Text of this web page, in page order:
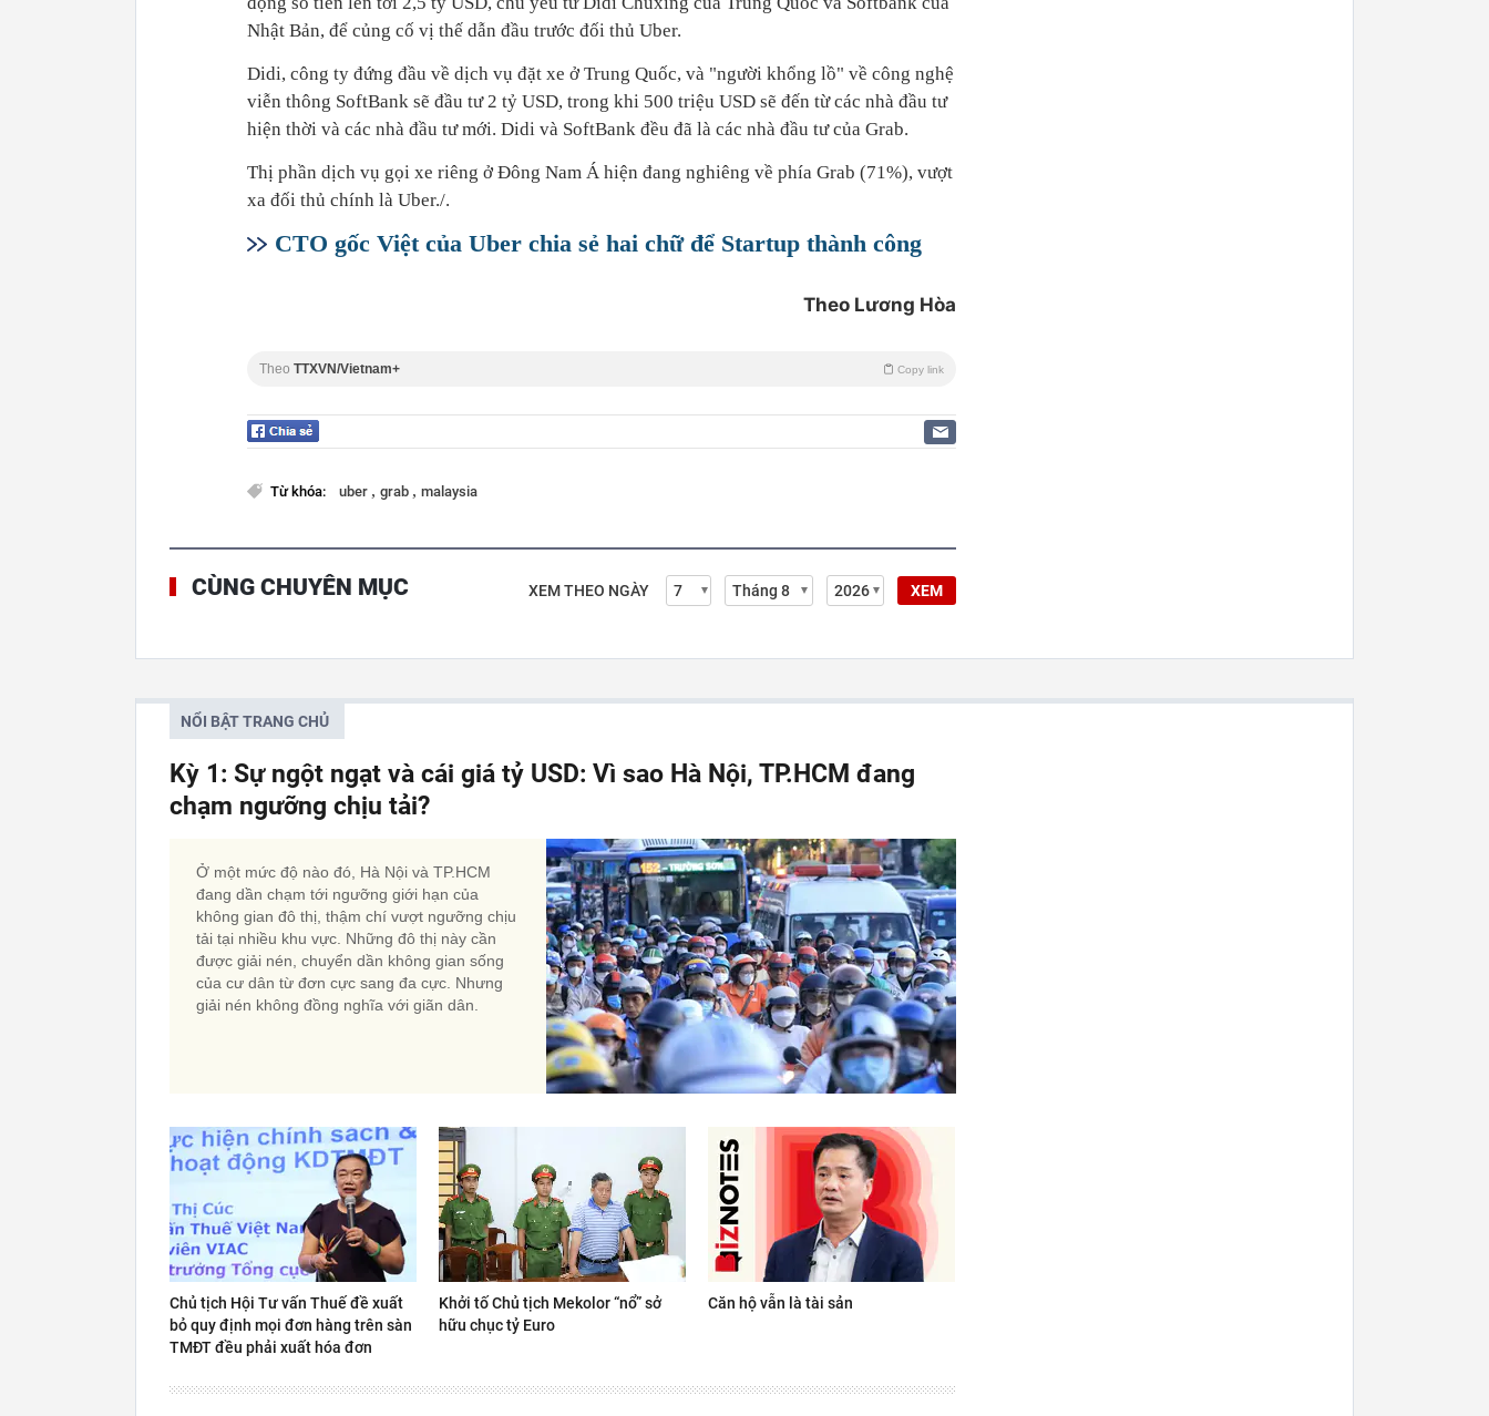
Nhật Bản, để củng cố vị thế dẫn đầu trước đối thủ Uber.
Didi, công ty đứng đầu về dịch vụ đặt xe ở Trung Quốc, và "người khổng lồ" về công nghệ
viễn thông SoftBank sẽ đầu tư 2 tỷ USD, trong khi 500 triệu USD sẽ đến từ các nhà đầu tư
hiện thời và các nhà đầu tư mới. Didi và SoftBank đều đã là các nhà đầu tư của Grab.
Thị phần dịch vụ gọi xe riêng ở Đông Nam Á hiện đang nghiêng về phía Grab (71%), vượt
xa đối thủ chính là Uber./.
CTO gốc Việt của Uber chia sẻ hai chữ để Startup thành công
Theo Lương Hòa
Theo TTXVN/Vietnam+ Copy link
Từ khóa: uber , grab , malaysia
CÙNG CHUYÊN MỤC XEM THEO NGÀY XEM
NỔI BẬT TRANG CHỦ
Kỳ 1: Sự ngột ngạt và cái giá tỷ USD: Vì sao Hà Nội, TP.HCM đang
chạm ngưỡng chịu tải?
Ở một mức độ nào đó, Hà Nội và TP.HCM
đang dần chạm tới ngưỡng giới hạn của
không gian đô thị, thậm chí vượt ngưỡng chịu
tải tại nhiều khu vực. Những đô thị này cần
được giải nén, chuyển dần không gian sống
của cư dân từ đơn cực sang đa cực. Nhưng
giải nén không đồng nghĩa với giãn dân.
Chủ tịch Hội Tư vấn Thuế đề xuất
bỏ quy định mọi đơn hàng trên sàn
TMĐT đều phải xuất hóa đơn
Khởi tố Chủ tịch Mekolor “nổ” sở
hữu chục tỷ Euro
Căn hộ vẫn là tài sản